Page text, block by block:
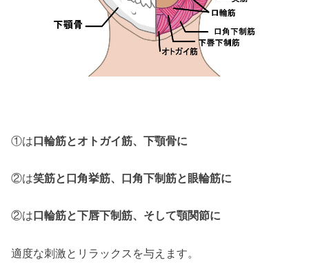
①は口輪筋とオトガイ筋、下顎骨に
②は笑筋と口角挙筋、口角下制筋と眼輪筋に
②は 口輪筋と下唇下制筋、そして顎関節に
適度な刺激とリラックスを与えます。